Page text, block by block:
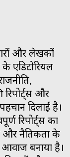
और लेखकों
एडिटोरियल
रिपोर्ट्स और
दिलाई है।
रिपोर्ट्स का
और नैतिकता के
आवाज बनाया है।